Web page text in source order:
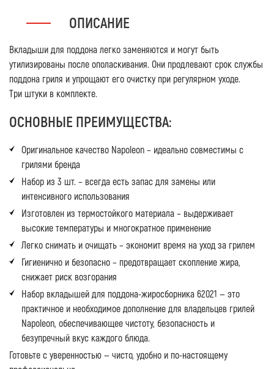
ОПИСАНИЕ
Вкладыши для поддона легко заменяются и могут быть
утилизированы после ополаскивания. Они продлевают срок службы
поддона гриля и упрощают его очистку при регулярном уходе.
Три штуки в комплекте.
ОСНОВНЫЕ ПРЕИМУЩЕСТВА:
Оригинальное качество Napoleon – идеально совместимы с
грилями бренда
Набор из 3 шт. – всегда есть запас для замены или
интенсивного использования
Изготовлен из термостойкого материала – выдерживает
высокие температуры и многократное применение
Легко снимать и очищать – экономит время на уход за грилем
Гигиенично и безопасно – предотвращает скопление жира,
снижает риск возгорания
Набор вкладышей для поддона-жиросборника 62021 — это
практичное и необходимое дополнение для владельцев грилей
Napoleon, обеспечивающее чистоту, безопасность и
безупречный вкус каждого блюда.
Готовьте с уверенностью — чисто, удобно и по-настоящему